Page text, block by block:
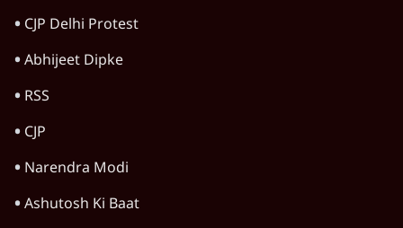
CJP Delhi Protest
Abhijeet Dipke
RSS
CJP
Narendra Modi
Ashutosh Ki Baat